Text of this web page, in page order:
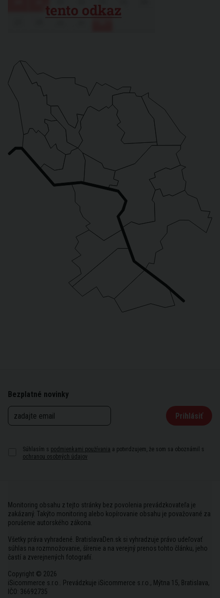
Bezplatné novinky
Prihlásiť
Súhlasím s podmienkami používania a potvrdzujem, že som sa oboznámil s
ochranou osobných údajov
Monitoring obsahu z tejto stránky bez povolenia prevádzkovateľa je
zakázaný. Takýto monitoring alebo kopírovanie obsahu je považované za
porušenie autorského zákona.
Všetky práva vyhradené. BratislavaDen.sk si vyhradzuje právo udeľovať
súhlas na rozmnožovanie, šírenie a na verejný prenos tohto článku, jeho
častí a zverejnených fotografií.
Copyright © 2026
iSicommerce s.r.o.. Prevádzkuje iSicommerce s.r.o., Mýtna 15, Bratislava,
IČO: 36692735